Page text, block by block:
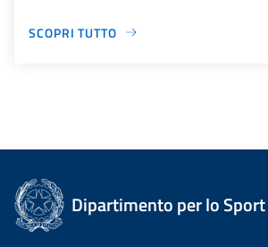
SCOPRI TUTTO
Dipartimento per lo Sport